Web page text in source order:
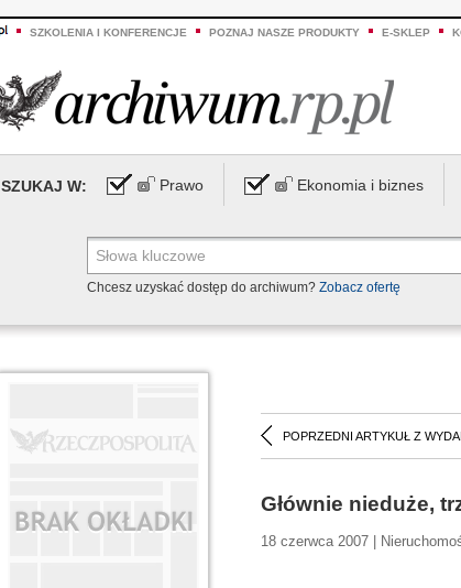
SZKOLENIA I KONFERENCJE POZNAJ NASZE PRODUKTY E-SKLEP
SZUKAJ W: Prawo Ekonomia i biznes
Chcesz uzyskać dostęp do archiwum? Zobacz ofertę
POPRZEDNI ARTYKUŁ Z
Głównie nieduże,
18 czerwca 2007 |